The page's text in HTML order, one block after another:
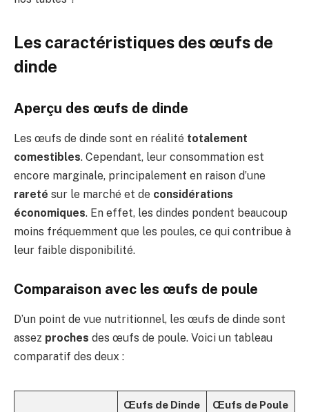
Les caractéristiques des œufs de
dinde
Aperçu des œufs de dinde
Les œufs de dinde sont en réalité totalement
comestibles. Cependant, leur consommation est
encore marginale, principalement en raison d’une
rareté sur le marché et de considérations
économiques. En effet, les dindes pondent beaucoup
moins fréquemment que les poules, ce qui contribue à
leur faible disponibilité.
Comparaison avec les œufs de poule
D’un point de vue nutritionnel, les œufs de dinde sont
assez proches des œufs de poule. Voici un tableau
comparatif des deux :
Œufs de Dinde Œufs de Poule